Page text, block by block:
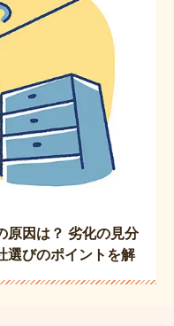
原因は？ 劣化の見分
選びのポイントを解